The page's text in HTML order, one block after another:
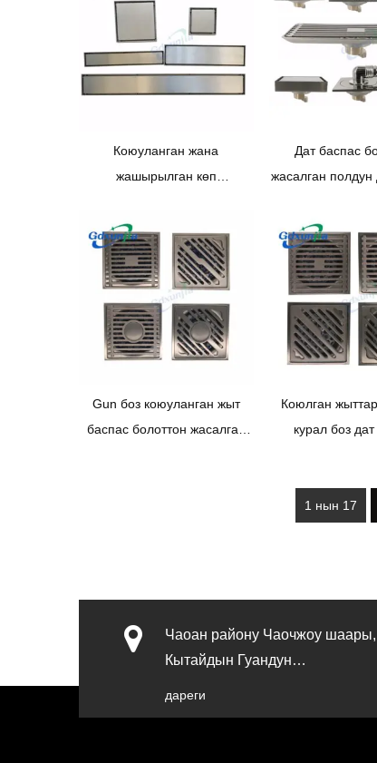
Коюуланган жана
жашырылган көп
баспас болоттон жасалган
жытсыз полдун дренажы
Дат баспас
жасалган полдун
жана эки
дренаждын
Gun боз коюуланган жыт
баспас болоттон жасалган
Коюлган
курал боз
1 нын 17
Чаоан району Чаочжоу шаары,
Кытайдын Гуандун
дареги